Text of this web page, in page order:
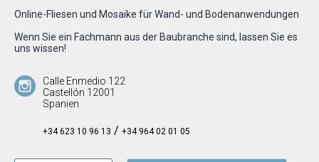
Online-Fliesen und Mosaike für Wand- und Bodenanwendungen
Wenn Sie ein Fachmann aus der Baubranche sind, lassen Sie es
Calle Enmedio 122
Castellón 12001
Spanien
+34 623 10 96 13 / +34 964 02 01 05